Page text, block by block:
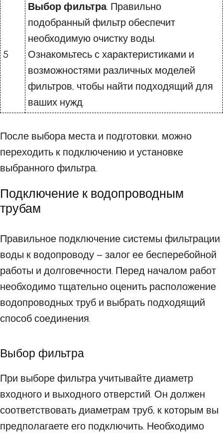
5
Выбор фильтра. Правильно
подобранный фильтр обеспечит
необходимую очистку воды.
Ознакомьтесь с характеристиками и
возможностями различных моделей
фильтров, чтобы найти подходящий для
ваших нужд.
После выбора места и подготовки, можно
переходить к подключению и установке
выбранного фильтра.
Подключение к водопроводным
трубам
Правильное подключение системы фильтрации
воды к водопроводу – залог ее бесперебойной
работы и долговечности. Перед началом работ
необходимо тщательно оценить расположение
водопроводных труб и выбрать подходящий
способ соединения.
Выбор фильтра
При выборе фильтра учитывайте диаметр
входного и выходного отверстий. Он должен
соответствовать диаметрам труб, к которым вы
предполагаете его подключить. Необходимо